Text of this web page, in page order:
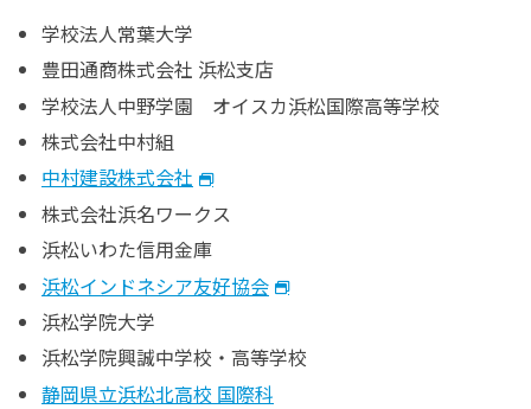
学校法人常葉大学
豊田通商株式会社 浜松支店
学校法人中野学園 オイスカ浜松国際高等学校
株式会社中村組
中村建設株式会社
株式会社浜名ワークス
浜松いわた信用金庫
浜松インドネシア友好協会
浜松学院大学
浜松学院興誠中学校・高等学校
静岡県立浜松北高校 国際科